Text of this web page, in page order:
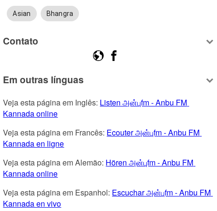
Asian Bhangra
Contato
Em outras línguas
Veja esta página em Inglês: Listen அன்புfm - Anbu FM
Kannada online
Veja esta página em Francês: Ecouter அன்புfm - Anbu FM
Kannada en ligne
Veja esta página em Alemão: Hören அன்புfm - Anbu FM
Kannada online
Veja esta página em Espanhol: Escuchar அன்புfm - Anbu FM
Kannada en vivo